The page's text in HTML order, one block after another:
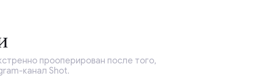
прооперирован после того,
канал Shot.